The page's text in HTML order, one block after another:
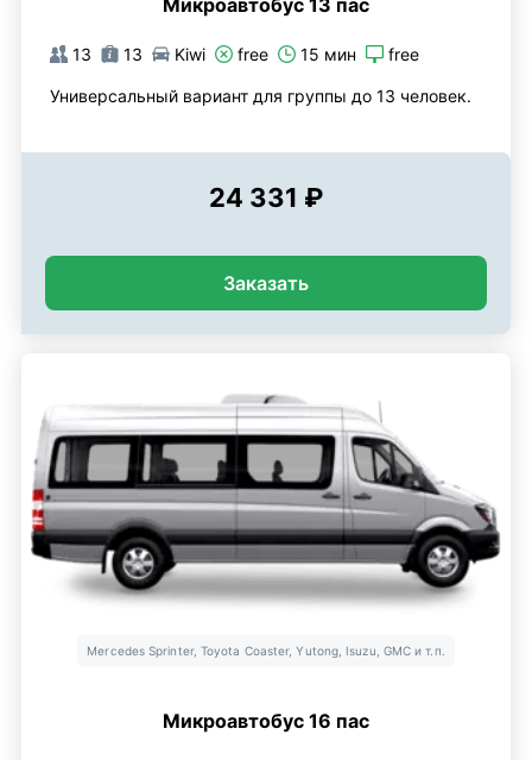
Микроавтобус 13 пас
13 13 Kiwi free 15 мин free
Универсальный вариант для группы до 13 человек.
24 331 ₽
Заказать
Mercedes Sprinter, Toyota Coaster, Yutong, Isuzu, GMC и т.п.
Микроавтобус 16 пас